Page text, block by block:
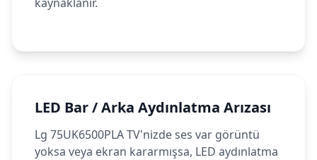
LED Bar / Arka Aydınlatma Arızası
Lg 75UK6500PLA TV'nizde ses var görüntü
yoksa veya ekran kararmışsa, LED aydınlatma